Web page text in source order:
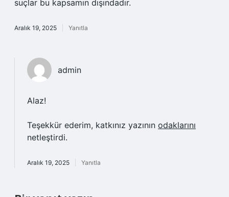
suçlar bu kapsamın dışındadır.
Aralık 19, 2025 Yanıtla
admin
Alaz!
Teşekkür ederim, katkınız yazının odaklarını
netleştirdi.
Aralık 19, 2025 Yanıtla